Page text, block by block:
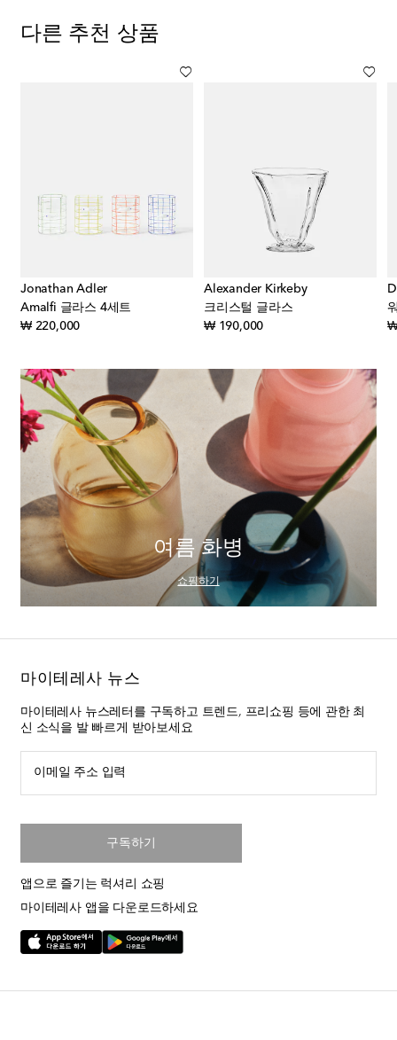
다른 추천 상품
Jonathan Adler
Amalfi 글라스 4세트
₩ 220,000original price
Alexander Kirkeby
크리스털 글라스
₩ 190,000original price
₩
여름 화병
쇼핑하기
마이테레사 뉴스
마이테레사 뉴스레터를 구독하고 트렌드, 프리쇼핑 등에 관한 최
신 소식을 발 빠르게 받아보세요
이메일 주소 입력
구독하기
앱으로 즐기는 럭셔리 쇼핑
마이테레사 앱을 다운로드하세요